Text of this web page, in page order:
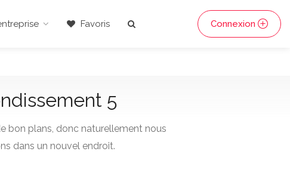
Favoris Connexion
5
bon plans, donc naturellement nous
dans un nouvel endroit.